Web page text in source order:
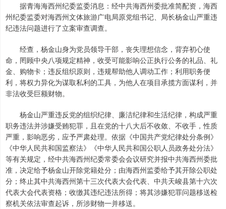
据青海海西州纪委监委消息：经中共海西州委批准简配资，海西
州纪委监委对海西州文体旅游广电局原党组书记、局长杨金山严重违
纪违法问题进行了立案审查调查。
经查，杨金山身为党员领导干部，丧失理想信念，背弃初心使
命，罔顾中央八项规定精神，收受可能影响公正执行公务的礼品、礼
金、购物卡；违反组织原则，违规帮助他人调动工作；利用职务便
利，将权力异化为谋取私利的工具，为他人在项目承揽方面谋利，并
非法收受巨额财物。
杨金山严重违反党的组织纪律、廉洁纪律和生活纪律，构成严重
职务违法并涉嫌受贿犯罪，且在党的十八大后不收敛、不收手，性质
严重，影响恶劣，应予严肃处理。依据《中国共产党纪律处分条例》
《中华人民共和国监察法》《中华人民共和国公职人员政务处分法》
等有关规定，经中共海西州纪委常委会会议研究并报中共海西州委批
准，决定给予杨金山开除党籍处分；由海西州监委给予其开除公职处
分；终止其中共海西州第十三次代表大会代表、中共天峻县第十六次
代表大会代表资格；收缴其违纪违法所得；将其涉嫌犯罪问题移送检
察机关依法审查起诉，所涉财物一并移送。